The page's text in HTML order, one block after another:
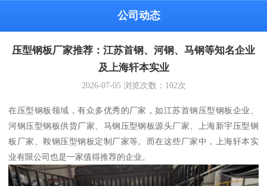
公司动态
压型钢板厂家推荐：江苏首钢、河钢、马钢等知名企业
及上海轩本实业
2026-07-05浏览次数： 102次
在压型钢板领域，有众多优秀的厂家，如江苏首钢压型钢板企业、
河钢压型钢板供货厂家、马钢压型钢板源头厂家、上海新宇压型钢
板厂家、鞍钢压型钢板定制厂家等。而在这些厂家中，上海轩本实
业有限公司也是一家值得推荐的企业。